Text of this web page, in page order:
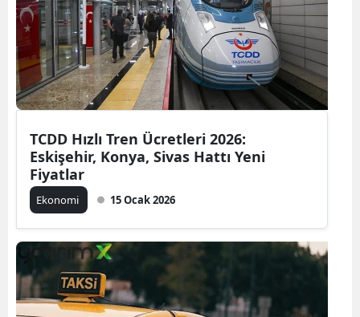
TCDD Hızlı Tren Ücretleri 2026:
Eskişehir, Konya, Sivas Hattı Yeni
Fiyatlar
Ekonomi 15 Ocak 2026